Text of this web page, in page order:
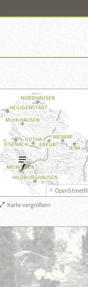
©
Karte vergrößern